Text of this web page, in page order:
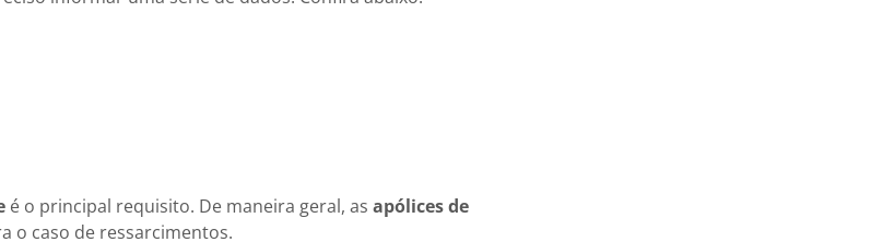
é o principal requisito. De maneira geral, as apólices de
o caso de ressarcimentos.